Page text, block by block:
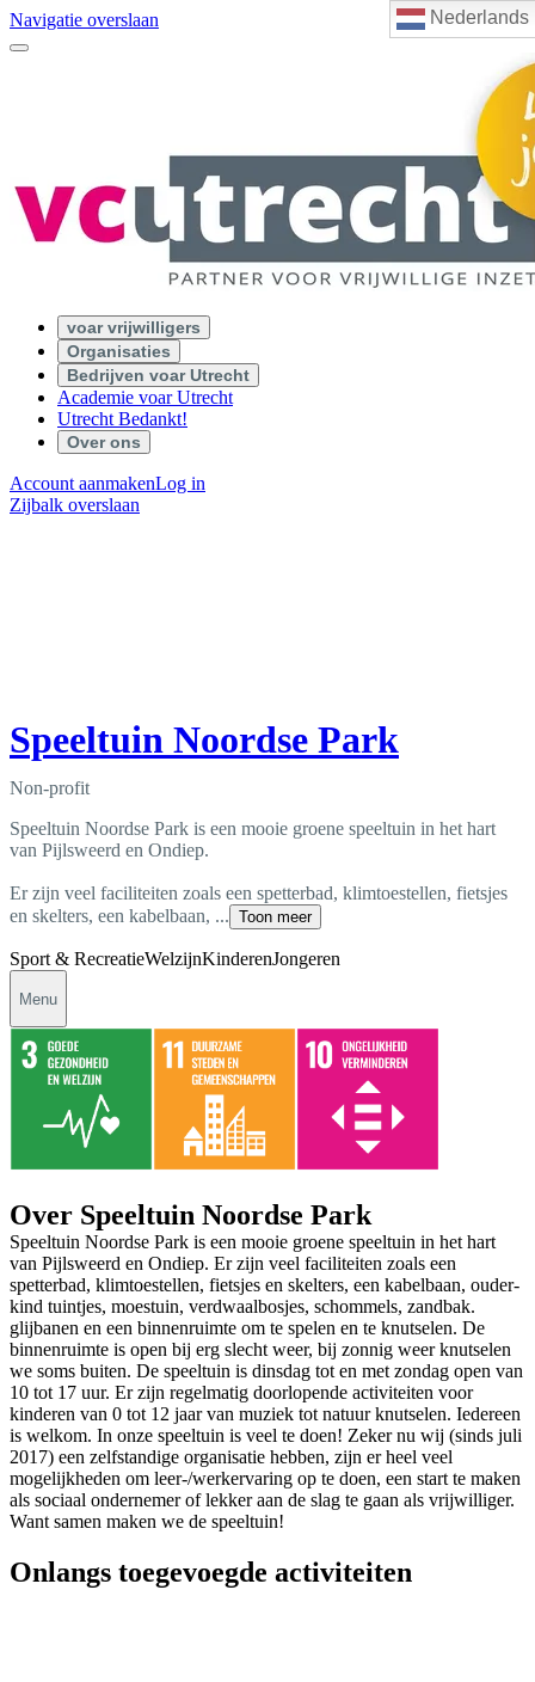
Nederlands
Navigatie overslaan
voar vrijwilligers
Organisaties
Bedrijven voar Utrecht
Academie voar Utrecht
Utrecht Bedankt!
Over ons
Account aanmakenLog in
Zijbalk overslaan
Speeltuin Noordse Park
Non-profit
Speeltuin Noordse Park is een mooie groene speeltuin in het hart
van Pijlsweerd en Ondiep.
Er zijn veel faciliteiten zoals een spetterbad, klimtoestellen, fietsjes
en skelters, een kabelbaan, ... Toon meer
Sport & RecreatieWelzijnKinderenJongeren
Menu
Over Speeltuin Noordse Park
Speeltuin Noordse Park is een mooie groene speeltuin in het hart
van Pijlsweerd en Ondiep. Er zijn veel faciliteiten zoals een
spetterbad, klimtoestellen, fietsjes en skelters, een kabelbaan, ouder-
kind tuintjes, moestuin, verdwaalbosjes, schommels, zandbak.
glijbanen en een binnenruimte om te spelen en te knutselen. De
binnenruimte is open bij erg slecht weer, bij zonnig weer knutselen
we soms buiten. De speeltuin is dinsdag tot en met zondag open van
10 tot 17 uur. Er zijn regelmatig doorlopende activiteiten voor
kinderen van 0 tot 12 jaar van muziek tot natuur knutselen. Iedereen
is welkom. In onze speeltuin is veel te doen! Zeker nu wij (sinds juli
2017) een zelfstandige organisatie hebben, zijn er heel veel
mogelijkheden om leer-/werkervaring op te doen, een start te maken
als sociaal ondernemer of lekker aan de slag te gaan als vrijwilliger.
Want samen maken we de speeltuin!
Onlangs toegevoegde activiteiten